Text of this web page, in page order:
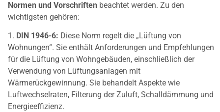
Normen und Vorschriften beachtet werden. Zu den
wichtigsten gehören:
1. DIN 1946-6: Diese Norm regelt die „Lüftung von
Wohnungen“. Sie enthält Anforderungen und Empfehlungen
für die Lüftung von Wohngebäuden, einschließlich der
Verwendung von Lüftungsanlagen mit
Wärmerückgewinnung. Sie behandelt Aspekte wie
Luftwechselraten, Filterung der Zuluft, Schalldämmung und
Energieeffizienz.